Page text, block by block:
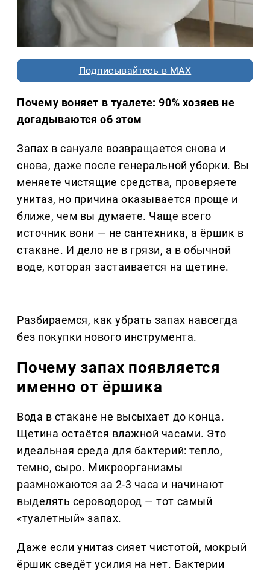
Подписывайтесь в MAX
Почему воняет в туалете: 90% хозяев не
догадываются об этом
Запах в санузле возвращается снова и
снова, даже после генеральной уборки. Вы
меняете чистящие средства, проверяете
унитаз, но причина оказывается проще и
ближе, чем вы думаете. Чаще всего
источник вони — не сантехника, а ёршик в
стакане. И дело не в грязи, а в обычной
воде, которая застаивается на щетине.
Разбираемся, как убрать запах навсегда
без покупки нового инструмента.
Почему запах появляется
именно от ёршика
Вода в стакане не высыхает до конца.
Щетина остаётся влажной часами. Это
идеальная среда для бактерий: тепло,
темно, сыро. Микроорганизмы
размножаются за 2-3 часа и начинают
выделять сероводород — тот самый
«туалетный» запах.
Даже если унитаз сияет чистотой, мокрый
ёршик сведёт усилия на нет. Бактерии